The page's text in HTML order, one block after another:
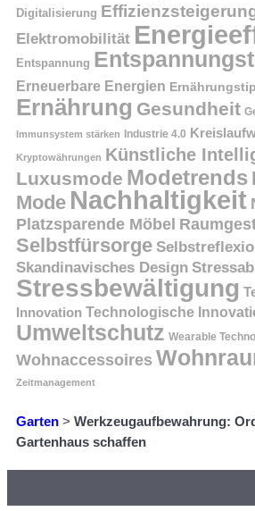
Digitalisierung
Elektromobilität
Entspannung
Erneuerbare Energien
Ernährung Gesundheit
Immunsystem stärken Industrie 4.0
Kryptowährungen Künstliche
Luxusmode Modetrends
Mode Nachhaltigkeit
Platzsparende Möbel
Selbstfürsorge
Skandinavisches Design
Stressbewältigung
Innovation Technologische
Umweltschutz Wearable
Wohnaccessoires
Zeitmanagement
Garten > Werkzeugaufbewahrung:
Gartenhaus schaffen